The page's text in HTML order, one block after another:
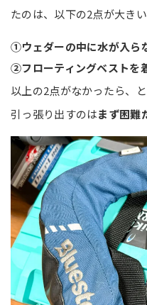
たのは、以下の2点が大きい
①ウェダーの中に水が入ら
②フローティングベストを
以上の2点がなかったら、
引っ張り出すのはまず困難